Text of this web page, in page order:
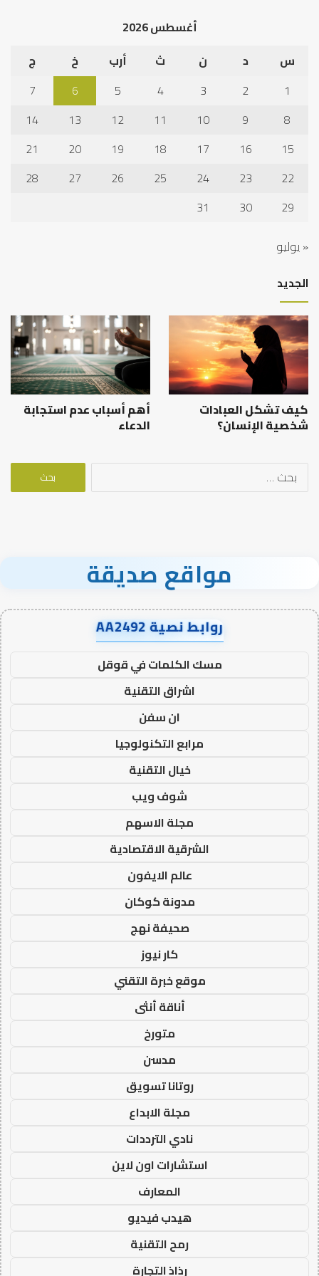
أغسطس 2026
س
د ن ث أرب خ
ج
1
2
3
4
5
6
7
8
9
10
11
12
13
14
15
16
17
18
19
20
21
22
23
24
25
26
27
28
29
30
31
« يوليو
الجديد
كيف تشكل العبادات
شخصية الإنسان؟
أهم أسباب عدم استجابة
الدعاء
البحث
مواقع صديقة
روابط نصية AA2492
مسك الكلمات في قوقل
اشراق التقنية
ان سفن
مرابع التكنولوجيا
خيال التقنية
شوف ويب
مجلة الاسهم
الشرقية الاقتصادية
عالم الايفون
مدونة كوكان
صحيفة نهج
كار نيوز
موقع خبرة التقني
أناقة أنثى
متورخ
مدسن
روتانا تسويق
مجلة الابداع
نادي الترددات
استشارات اون لاين
المعارف
هيدب فيديو
رمح التقنية
رذاذ التجارة